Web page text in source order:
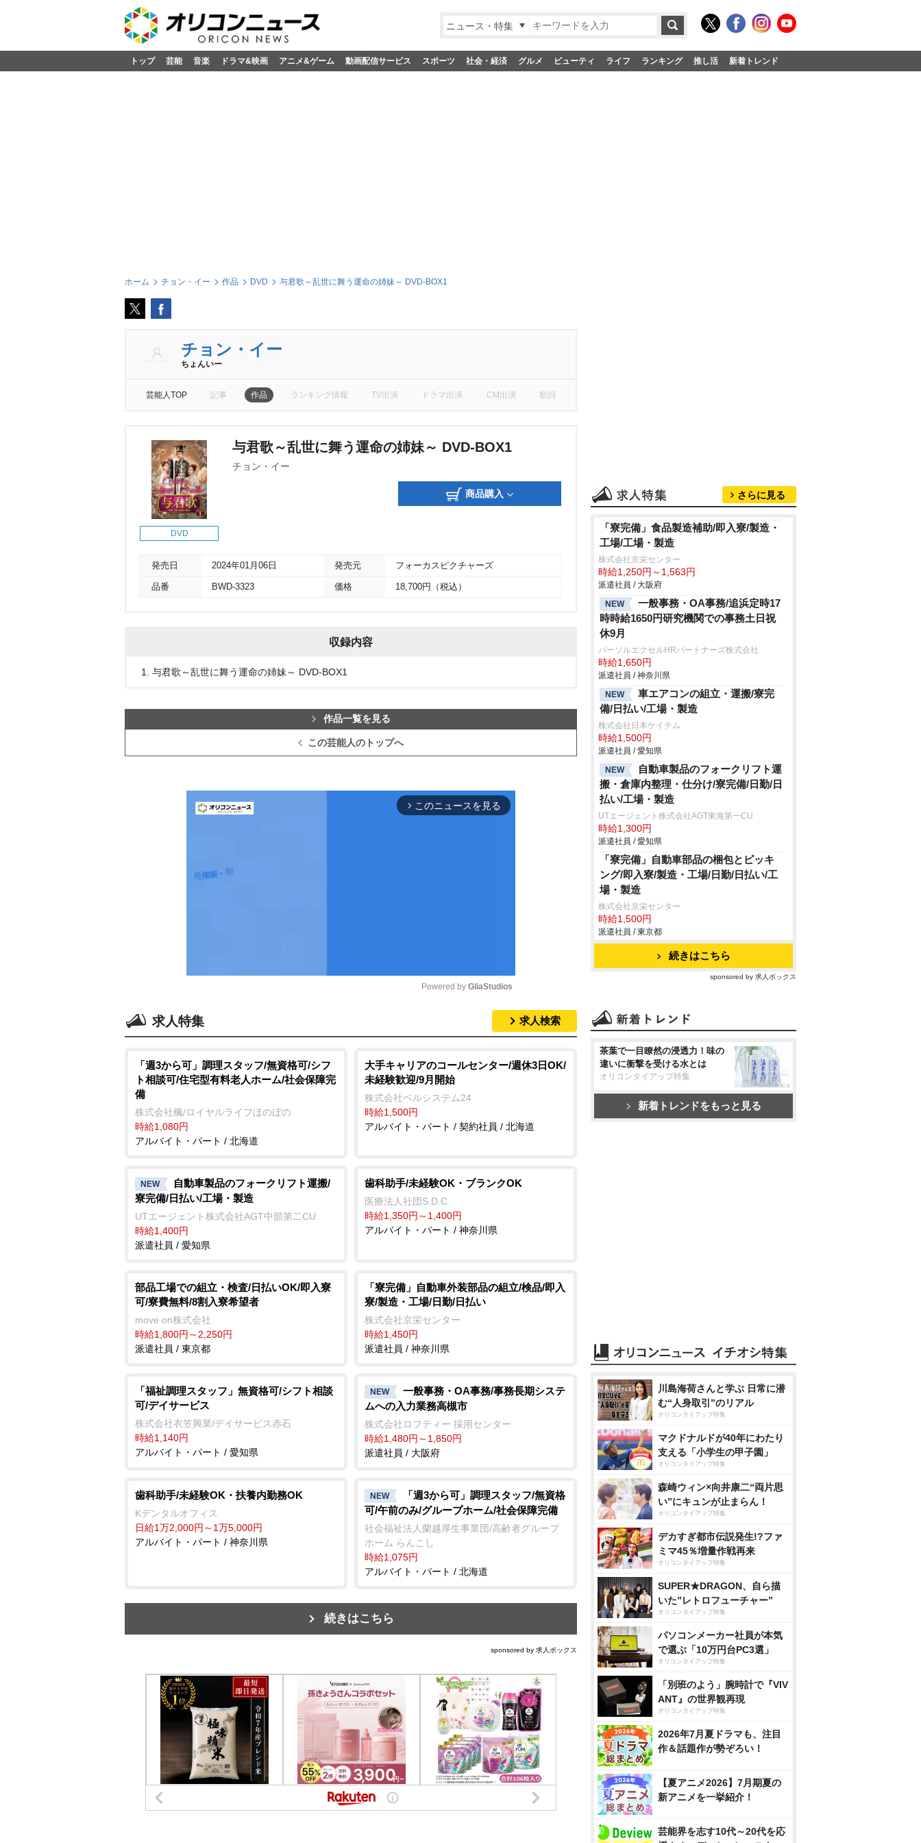
ニュース・特集
トップ 芸能 音楽 ドラマ&映画 アニメ&ゲーム 動画配信サービス スポーツ 社会・経済 グルメ ビューティ ライフ ランキング 推し活 新着トレンド
ホーム チョン・イー 作品 DVD 与君歌～乱世に舞う運命の姉妹～ DVD-BOX1
チョン・イー
ちょんいー
芸能人TOP 記事 作品 ランキング情報 TV出演 ドラマ出演 CM出演 歌詞
DVD
与君歌～乱世に舞う運命の姉妹～ DVD-BOX1
チョン・イー
商品購入
発売日 2024年01月06日 発売元 フォーカスピクチャーズ
品番 BWD-3323 価格 18,700円（税込）
収録内容
1. 与君歌～乱世に舞う運命の姉妹～ DVD-BOX1
作品一覧を見る
この芸能人のトップへ
arrow_forward_ios このニュースを見る
t
Powered by GliaStudios
求人特集 求人検索
「週3から可」調理スタッフ/無資格可/シフ
ト相談可/住宅型有料老人ホーム/社会保障完
備
株式会社楓/ロイヤルライフほのぼの
時給1,080円
アルバイト・パート / 北海道
大手キャリアのコールセンター/週休3日OK/
未経験歓迎/9月開始
株式会社ベルシステム24
時給1,500円
アルバイト・パート / 契約社員 / 北海道
NEW
自動車製品のフォークリフト運搬/
寮完備/日払い/工場・製造
UTエージェント株式会社AGT中部第二CU
時給1,400円
派遣社員 / 愛知県
歯科助手/未経験OK・ブランクOK
医療法人社団S.D.C
時給1,350円～1,400円
アルバイト・パート / 神奈川県
部品工場での組立・検査/日払いOK/即入寮
可/寮費無料/8割入寮希望者
move on株式会社
時給1,800円～2,250円
派遣社員 / 東京都
「寮完備」自動車外装部品の組立/検品/即入
寮/製造・工場/日勤/日払い
株式会社京栄センター
時給1,450円
派遣社員 / 神奈川県
「福祉調理スタッフ」無資格可/シフト相談
可/デイサービス
株式会社衣笠興業/デイサービス赤石
時給1,140円
アルバイト・パート / 愛知県
NEW
一般事務・OA事務/事務長期システ
ムへの入力業務高槻市
株式会社ロフティー 採用センター
時給1,480円～1,850円
派遣社員 / 大阪府
歯科助手/未経験OK・扶養内勤務OK
Kデンタルオフィス
日給1万2,000円～1万5,000円
アルバイト・パート / 神奈川県
NEW
「週3から可」調理スタッフ/無資格
可/午前のみ/グループホーム/社会保障完備
社会福祉法人蘭越厚生事業団/高齢者グループ
ホーム らんこし
時給1,075円
アルバイト・パート / 北海道
続きはこちら
sponsored by 求人ボックス
さらに見る
「寮完備」食品製造補助/即入寮/製造・
工場/工場・製造
株式会社京栄センター
時給1,250円～1,563円
派遣社員 / 大阪府
NEW
一般事務・OA事務/追浜定時17
時時給1650円研究機関での事務土日祝
休9月
パーソルエクセルHRパートナーズ株式会社
時給1,650円
派遣社員 / 神奈川県
NEW
車エアコンの組立・運搬/寮完
備/日払い/工場・製造
株式会社日本ケイテム
時給1,500円
派遣社員 / 愛知県
NEW
自動車製品のフォークリフト運
搬・倉庫内整理・仕分け/寮完備/日勤/日
払い/工場・製造
UTエージェント株式会社AGT東海第一CU
時給1,300円
派遣社員 / 愛知県
「寮完備」自動車部品の梱包とピッキ
ング/即入寮/製造・工場/日勤/日払い/工
場・製造
株式会社京栄センター
時給1,500円
派遣社員 / 東京都
続きはこちら
sponsored by 求人ボックス
茶葉で一目瞭然の浸透力！味の
違いに衝撃を受ける水とは
オリコンタイアップ特集
新着トレンドをもっと見る
川島海荷さんと学ぶ 日常に潜
む“人身取引”のリアル
オリコンタイアップ特集
マクドナルドが40年にわたり
支える「小学生の甲子園」
オリコンタイアップ特集
森崎ウィン×向井康二“両片思
い”にキュンが止まらん！
オリコンタイアップ特集
デカすぎ都市伝説発生!?ファ
ミマ45％増量作戦再来
オリコンタイアップ特集
SUPER★DRAGON、自ら描
いた”レトロフューチャー”
オリコンタイアップ特集
パソコンメーカー社員が本気
で選ぶ「10万円台PC3選」
オリコンタイアップ特集
「別班のよう」腕時計で『VIV
ANT』の世界観再現
オリコンタイアップ特集
2026年7月夏ドラマも、注目
作＆話題作が勢ぞろい！
【夏アニメ2026】7月期夏の
新アニメを一挙紹介！
芸能界を志す10代～20代を応